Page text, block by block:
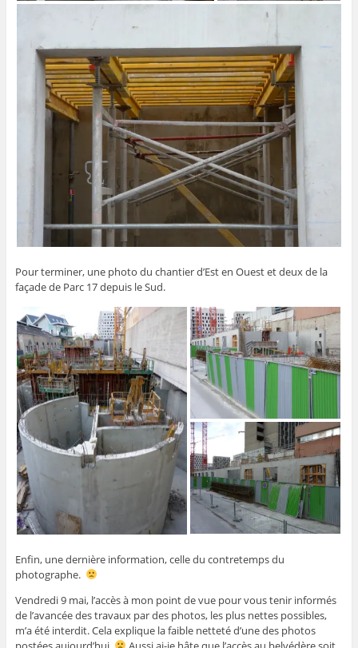
Pour terminer, une photo du chantier d’Est en Ouest et deux de la
façade de Parc 17 depuis le Sud.
Enfin, une dernière information, celle du contretemps du
photographe.
Vendredi 9 mai, l’accès à mon point de vue pour vous tenir informés
de l’avancée des travaux par des photos, les plus nettes possibles,
m’a été interdit. Cela explique la faible netteté d’une des photos